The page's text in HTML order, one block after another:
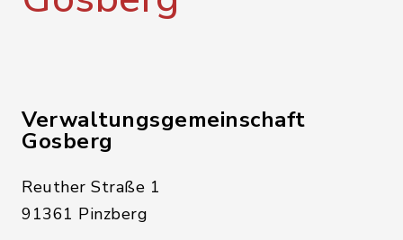
Verwaltungsgemeinschaft
Gosberg
Reuther Straße 1
91361 Pinzberg